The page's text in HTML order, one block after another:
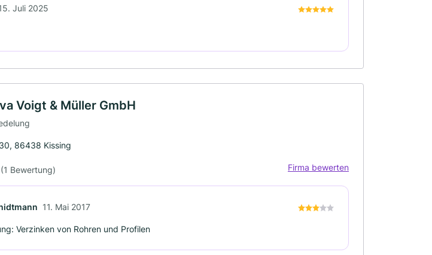
Juli 2025
Voigt & Müller GmbH
86438 Kissing
(1 Bewertung) Firma bewerten
11. Mai 2017
Verzinken von Rohren und Profilen